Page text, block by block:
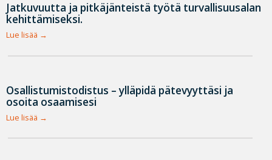
Jatkuvuutta ja pitkäjänteistä työtä turvallisuusalan
kehittämiseksi.
Lue lisää
Osallistumistodistus – ylläpidä pätevyyttäsi ja
osoita osaamisesi
Lue lisää